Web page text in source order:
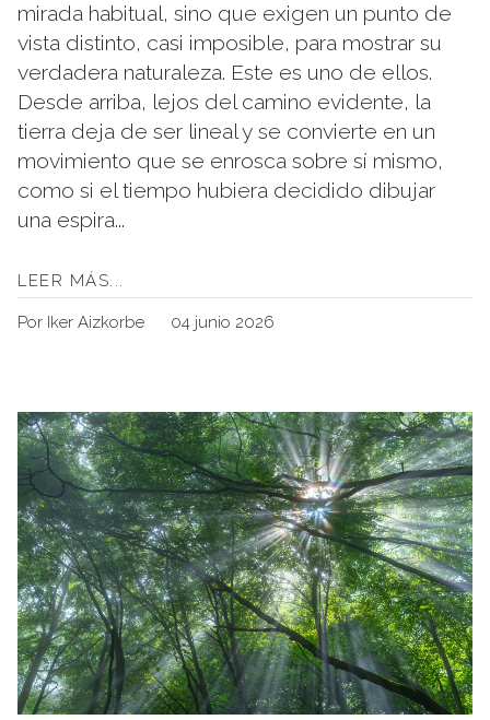
mirada habitual, sino que exigen un punto de
vista distinto, casi imposible, para mostrar su
verdadera naturaleza. Este es uno de ellos.
Desde arriba, lejos del camino evidente, la
tierra deja de ser lineal y se convierte en un
movimiento que se enrosca sobre sí mismo,
como si el tiempo hubiera decidido dibujar
una espira...
LEER MÁS...
Por Iker Aizkorbe 04 junio 2026